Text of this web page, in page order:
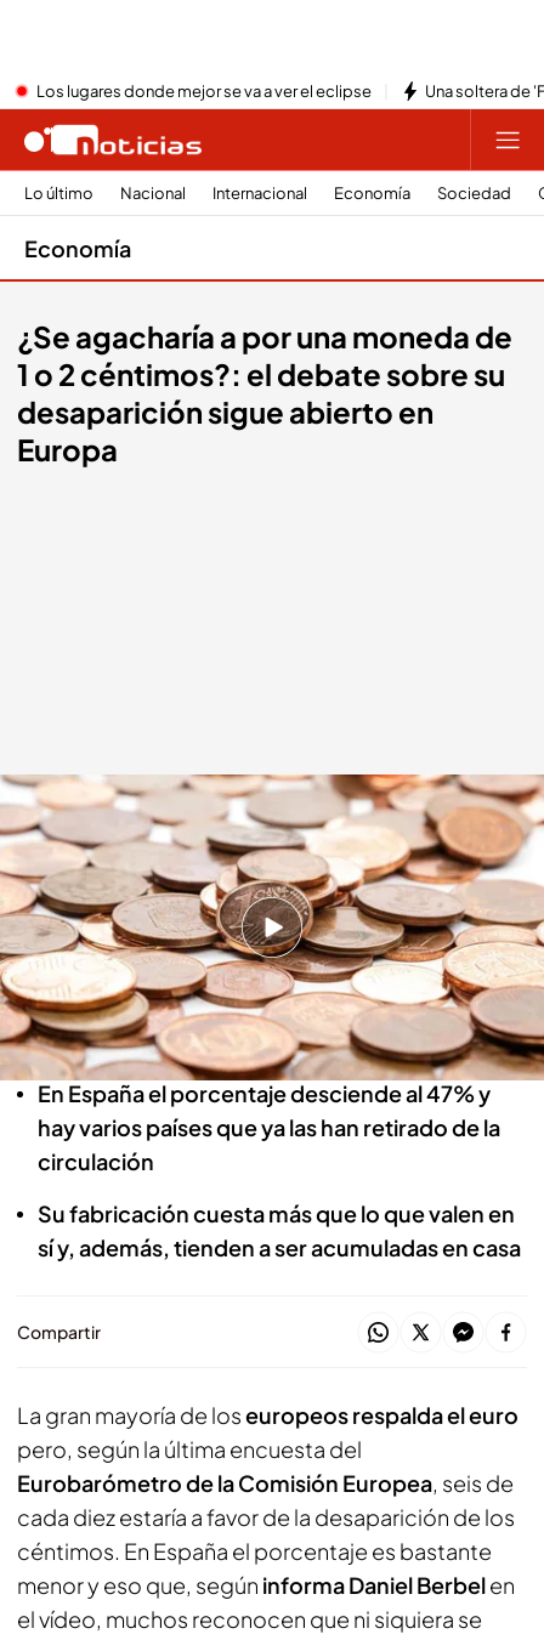
Los lugares donde mejor se va a ver el eclipse Una soltera de
Lo último Nacional Internacional Economía Sociedad
Economía
¿Se agacharía a por una moneda de
1 o 2 céntimos?: el debate sobre su
desaparición sigue abierto en
Europa
Una encuesta recoge la opinión de los Europeos sobre las monedas de 1 y 2
céntimos
IMAGEN: Mariano Gutiérrez
Redacción digital Noticias Cuatro
11 DIC 2024 - 20:49h.
El 61 % de los encuestados se muestra a favor
de la supresión de las monedas de 1 y 2
céntimos
En España el porcentaje desciende al 47% y
hay varios países que ya las han retirado de la
circulación
Su fabricación cuesta más que lo que valen en
sí y, además, tienden a ser acumuladas en casa
Compartir
La gran mayoría de loseuropeos respalda el euro
pero, según la última encuesta del
Eurobarómetro de la Comisión Europea, seis de
cada diez estaría a favor de la desaparición de los
céntimos. En España el porcentaje es bastante
menor y eso que, según informa Daniel Berbelen
el vídeo, muchos reconocen que ni siquiera se